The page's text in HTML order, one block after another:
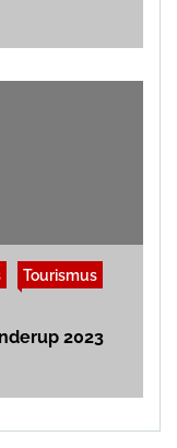
Tourismus
2023